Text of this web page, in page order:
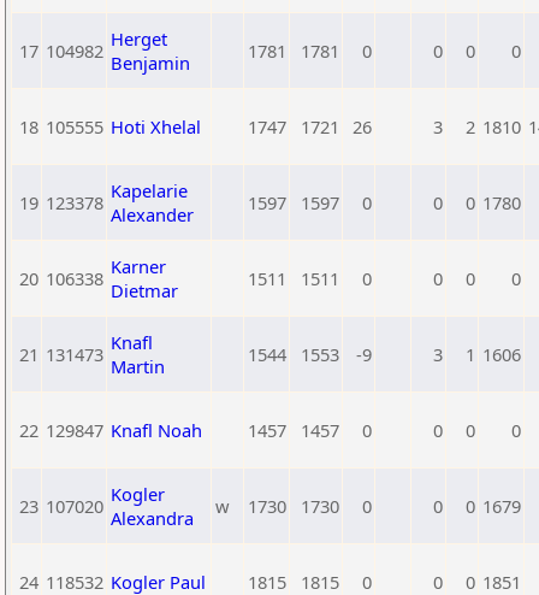
17 104982 Herget
Benjamin
1781 1781 0 0 0 0
18 105555 Hoti Xhelal 1747 1721 26 3 2 1810
19 123378 Kapelarie
Alexander
1597 1597 0 0 0 1780
20 106338 Karner
Dietmar
1511 1511 0 0 0 0
21 131473 Knafl
Martin
1544 1553 -9 3 1 1606
22 129847 Knafl Noah 1457 1457 0 0 0 0
23 107020 Kogler
Alexandra
w 1730 1730 0 0 0 1679
24 118532 Kogler Paul 1815 1815 0 0 0 1851